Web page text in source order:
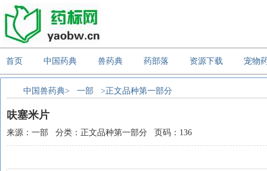
首页 中国药典 兽药典 药部落 资源下载 宠物
中国兽药典> 一部 >正文品种第一部分
呋塞米片
来源：一部 分类：正文品种第一部分 页码：136